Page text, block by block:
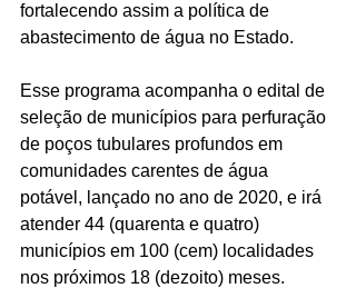
fortalecendo assim a política de
abastecimento de água no Estado.
Esse programa acompanha o edital de
seleção de municípios para perfuração
de poços tubulares profundos em
comunidades carentes de água
potável, lançado no ano de 2020, e irá
atender 44 (quarenta e quatro)
municípios em 100 (cem) localidades
nos próximos 18 (dezoito) meses.